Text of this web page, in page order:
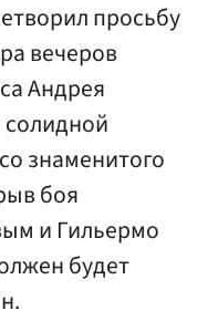
просьбу
вечеров
Андрея
солидной
знаменитого
боя
и Гильермо
будет